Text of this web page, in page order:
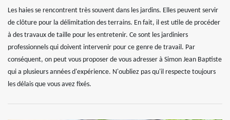
Les haies se rencontrent très souvent dans les jardins. Elles peuvent servir
de clôture pour la délimitation des terrains. En fait, il est utile de procéder
à des travaux de taille pour les entretenir. Ce sont les jardiniers
professionnels qui doivent intervenir pour ce genre de travail. Par
conséquent, on peut vous proposer de vous adresser à Simon Jean Baptiste
qui a plusieurs années d'expérience. N'oubliez pas qu'il respecte toujours
les délais que vous avez fixés.